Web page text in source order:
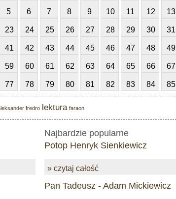
5 6 7 8 9 10 11 12 13
23 24 25 26 27 28 29 30 31
41 42 43 44 45 46 47 48 49
59 60 61 62 63 64 65 66 67
77 78 79 80 81 82 83 84 85
fredro lektura faraon
Najbardzie popularne
Potop Henryk Sienkiewicz
» czytaj całość
Pan Tadeusz - Adam Mickiewicz